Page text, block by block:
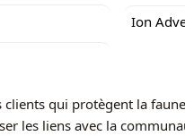
Ion
clients qui protègent la
les liens avec la